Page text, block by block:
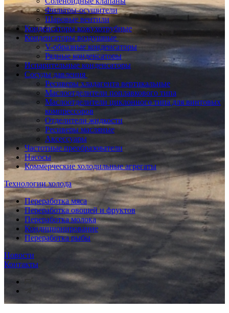
Фильтры-осушители
Шаровые вентили
Конденсаторы кожухотрубные
Конденсаторы воздушные
V-образные конденсаторы
Рядные конденсаторы
Испарительные конденсаторы
Сосуды давления
Ресиверы хладагента вертикальные
Маслоотделители поплавкового типа
Маслоотделители циклонного типа для винтовых
компрессоров
Отделители жидкости
Ресиверы масляные
Аксессуары
Частотные преобразователи
Насосы
Коммерческие холодильные агрегаты
Технологии холода
Переработка мяса
Переработка овощей и фруктов
Переработка молока
Кондиционирование
Переработка рыбы
Новости
Контакты